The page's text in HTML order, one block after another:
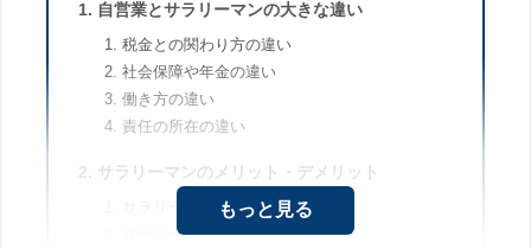
自営業とサラリーマンの大きな違い
税金との関わり方の違い
社会保障や年金の違い
働き方の違い
責任の所在の違い
サラリーマンのメリット・デメリット
サラリーマンのメリット
サラリーマンのデメリット
もっと見る